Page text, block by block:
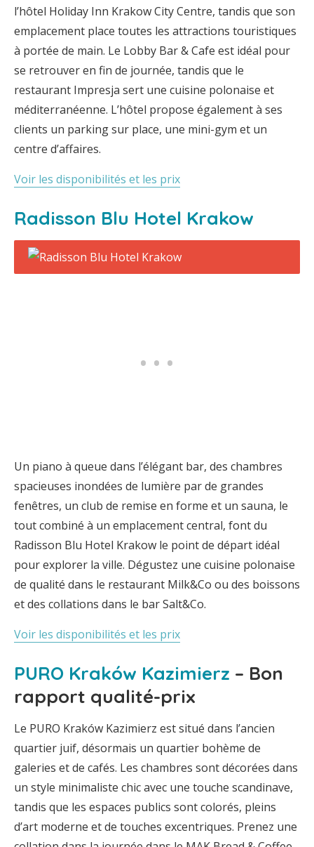
l’hôtel Holiday Inn Krakow City Centre, tandis que son
emplacement place toutes les attractions touristiques
à portée de main. Le Lobby Bar & Cafe est idéal pour
se retrouver en fin de journée, tandis que le
restaurant Impresja sert une cuisine polonaise et
méditerranéenne. L’hôtel propose également à ses
clients un parking sur place, une mini-gym et un
centre d’affaires.
Voir les disponibilités et les prix
Radisson Blu Hotel Krakow
Un piano à queue dans l’élégant bar, des chambres
spacieuses inondées de lumière par de grandes
fenêtres, un club de remise en forme et un sauna, le
tout combiné à un emplacement central, font du
Radisson Blu Hotel Krakow le point de départ idéal
pour explorer la ville. Dégustez une cuisine polonaise
de qualité dans le restaurant Milk&Co ou des boissons
et des collations dans le bar Salt&Co.
Voir les disponibilités et les prix
PURO Kraków Kazimierz – Bon
rapport qualité-prix
Le PURO Kraków Kazimierz est situé dans l’ancien
quartier juif, désormais un quartier bohème de
galeries et de cafés. Les chambres sont décorées dans
un style minimaliste chic avec une touche scandinave,
tandis que les espaces publics sont colorés, pleins
d’art moderne et de touches excentriques. Prenez une